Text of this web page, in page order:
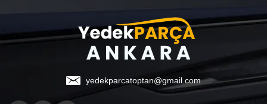
yedekparcatoptan@gmail.com